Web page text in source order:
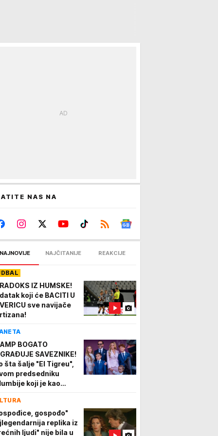
NAS NA
NAJNOVIJE NAJČITANIJE REAKCIJE
IZ HUMSKE!
koji će BACITI U
sve navijače
BOGATO
SAVEZNIKE!
šta šalje "El Tigreu",
predsedniku
koji je kao
desničarskih
snaga!
gospođo"
replika iz
ljudi" nije bila u